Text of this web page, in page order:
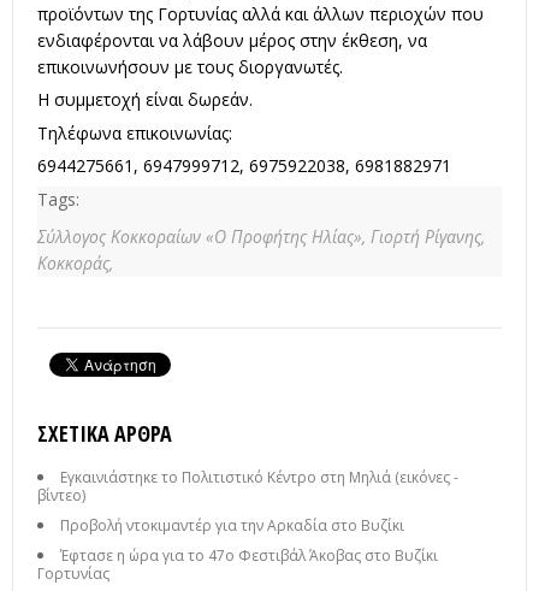
προϊόντων της Γορτυνίας αλλά και άλλων περιοχών που
ενδιαφέρονται να λάβουν μέρος στην έκθεση, να
επικοινωνήσουν με τους διοργανωτές.
Η συμμετοχή είναι δωρεάν.
Τηλέφωνα επικοινωνίας:
6944275661, 6947999712, 6975922038, 6981882971
Tags:
Σύλλογος Κοκκοραίων «Ο Προφήτης Ηλίας», Γιορτή Ρίγανης,
Κοκκοράς,
ΣΧΕΤΙΚΆ ΆΡΘΡΑ
Εγκαινιάστηκε το Πολιτιστικό Κέντρο στη Μηλιά (εικόνες -
βίντεο)
Προβολή ντοκιμαντέρ για την Αρκαδία στο Βυζίκι
Έφτασε η ώρα για το 47ο Φεστιβάλ Άκοβας στο Βυζίκι
Γορτυνίας